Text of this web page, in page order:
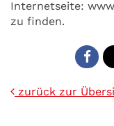
Internetseite:
zu finden.
zurück zur